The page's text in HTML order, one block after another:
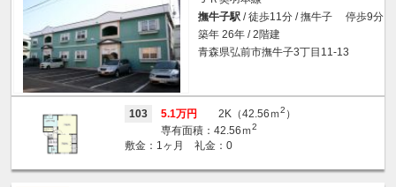
撫牛子駅 / 徒歩11分 / 撫牛子 停歩9分
築年 26年 / 2階建
青森県弘前市撫牛子3丁目11-13
103 5.1万円 2K（42.56ｍ2 ）
専有面積：42.56ｍ2
敷金：1ヶ月 礼金：0